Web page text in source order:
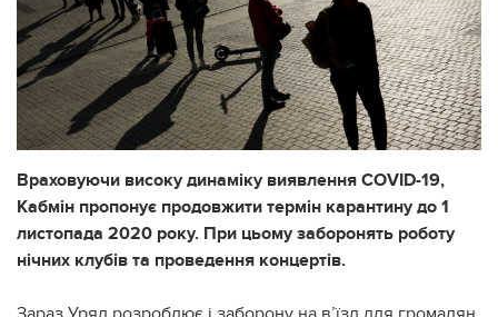
Враховуючи високу динаміку виявлення COVID-19,
Кабмін пропонує продовжити термін карантину до 1
листопада 2020 року. При цьому заборонять роботу
нічних клубів та проведення концертів.